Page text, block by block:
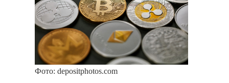
Фото: depositphotos.com